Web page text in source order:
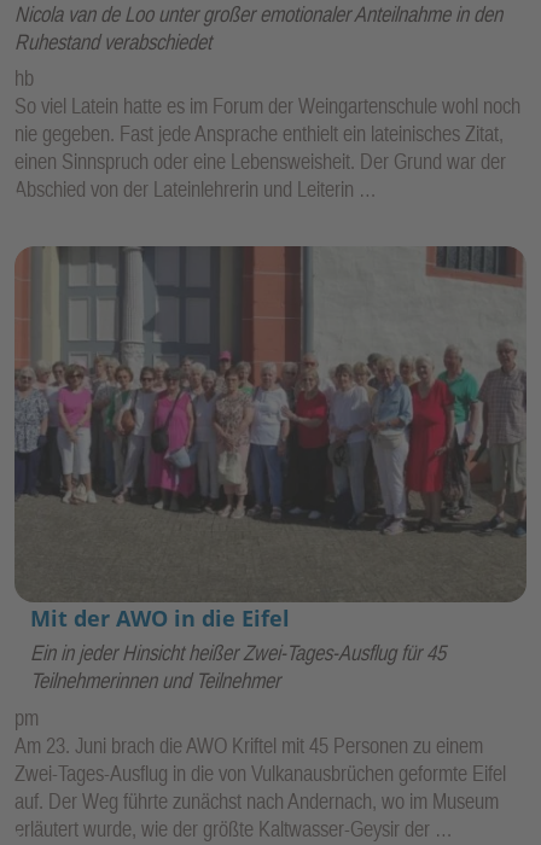
Nicola van de Loo unter großer emotionaler Anteilnahme in den
Ruhestand verabschiedet
hb
So viel Latein hatte es im Forum der Weingartenschule wohl noch
nie gegeben. Fast jede Ansprache enthielt ein lateinisches Zitat,
einen Sinnspruch oder eine Lebensweisheit. Der Grund war der
Abschied von der Lateinlehrerin und Leiterin …
Mit der AWO in die Eifel
Ein in jeder Hinsicht heißer Zwei-Tages-Ausflug für 45
Teilnehmerinnen und Teilnehmer
pm
Am 23. Juni brach die AWO Kriftel mit 45 Personen zu einem
Zwei-Tages-Ausflug in die von Vulkanausbrüchen geformte Eifel
auf. Der Weg führte zunächst nach Andernach, wo im Museum
erläutert wurde, wie der größte Kaltwasser-Geysir der …